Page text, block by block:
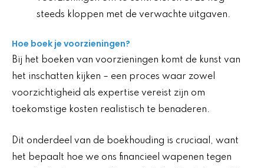
steeds kloppen met de verwachte uitgaven.
Hoe boek je voorzieningen?
Bij het boeken van voorzieningen komt de kunst van
het inschatten kijken – een proces waar zowel
voorzichtigheid als expertise vereist zijn om
toekomstige kosten realistisch te benaderen.
Dit onderdeel van de boekhouding is cruciaal, want
het bepaalt hoe we ons financieel wapenen tegen